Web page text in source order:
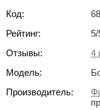
Код:
Рейтинг:
5/
Отзывы:
4
Модель:
Производитель: